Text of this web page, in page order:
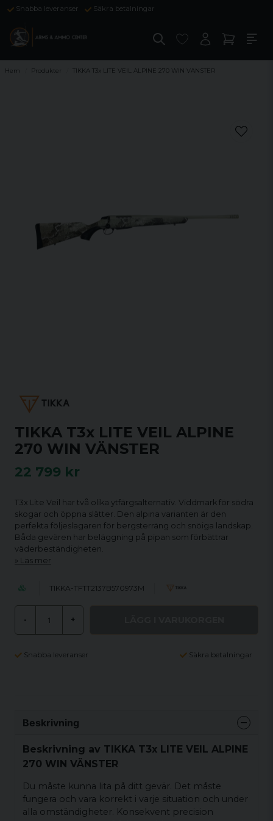
Snabba leveranser Säkra betalningar
Hem Produkter TIKKA T3x LITE VEIL ALPINE 270 WIN VÄNSTER
TIKKA T3x LITE VEIL ALPINE
270 WIN VÄNSTER
22 799 kr
T3x Lite Veil har två olika ytfärgsalternativ. Viddmark för södra
skogar och öppna slätter. Den alpina varianten är den
perfekta följeslagaren för bergsterräng och snöiga landskap.
Båda gevären har beläggning på pipan som förbättrar
väderbeständigheten.
Läs mer
TIKKA-TFTT2137B570973M
- +
Snabba leveranser Säkra betalningar
Beskrivning
Beskrivning av TIKKA T3x LITE VEIL ALPINE
270 WIN VÄNSTER
Du måste kunna lita på ditt gevär. Det måste
fungera och vara korrekt i varje situation och under
alla omständigheter. Konsekvent precision